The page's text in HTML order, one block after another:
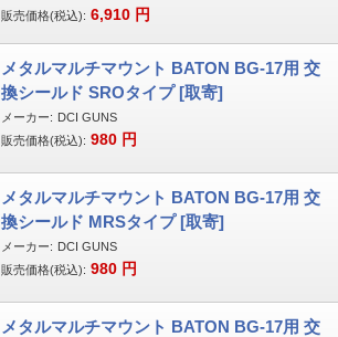
販売価格(税込): 6,910 円
メタルマルチマウント BATON BG-17用 交
換シールド SROタイプ [取寄]
メーカー: DCI GUNS
販売価格(税込): 980 円
メタルマルチマウント BATON BG-17用 交
換シールド MRSタイプ [取寄]
メーカー: DCI GUNS
販売価格(税込): 980 円
メタルマルチマウント BATON BG-17用 交